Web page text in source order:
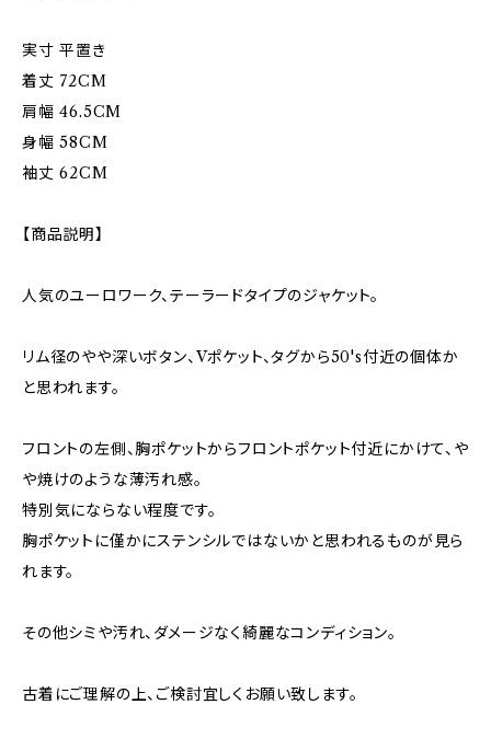
実寸 平置き
着丈 72CM
肩幅 46.5CM
身幅 58CM
袖丈 62CM
【商品説明】
人気のユーロワーク、テーラードタイプのジャケット。
リム径のやや深いボタン、Vポケット、タグから50's付近の個体か
と思われます。
フロントの左側、胸ポケットからフロントポケット付近にかけて、や
や焼けのような薄汚れ感。
特別気にならない程度です。
胸ポケットに僅かにステンシルではないかと思われるものが見ら
れます。
その他シミや汚れ、ダメージなく綺麗なコンディション。
古着にご理解の上、ご検討宜しくお願い致します。